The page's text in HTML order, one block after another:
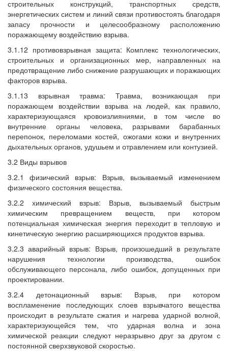
строительных конструкций, транспортных средств,
энергетических систем и линий связи противостоять благодаря
запасу прочности и целесообразному расположению
поражающему воздействию взрыва.
3.1.12 противовзрывная защита: Комплекс технологических,
строительных и организационных мер, направленных на
предотвращение либо снижение разрушающих и поражающих
факторов взрыва.
3.1.13 взрывная травма: Травма, возникающая при
поражающем воздействии взрыва на людей, как правило,
характеризующаяся кровоизлияниями, в том числе во
внутренние органы человека, разрывами барабанных
перепонок, переломами костей, ожогами кожи и внутренних
дыхательных органов, удушьем и отравлением или контузией.
3.2 Виды взрывов
3.2.1 физический взрыв: Взрыв, вызываемый изменением
физического состояния вещества.
3.2.2 химический взрыв: Взрыв, вызываемый быстрым
химическим превращением веществ, при котором
потенциальная химическая энергия переходит в тепловую и
кинетическую энергию расширяющихся продуктов взрыва.
3.2.3 аварийный взрыв: Взрыв, произошедший в результате
нарушения технологии производства, ошибок
обслуживающего персонала, либо ошибок, допущенных при
проектировании.
3.2.4 детонационный взрыв: Взрыв, при котором
воспламенение последующих слоев взрывчатого вещества
происходит в результате сжатия и нагрева ударной волной,
характеризующейся тем, что ударная волна и зона
химической реакции следуют неразрывно друг за другом с
постоянной сверхзвуковой скоростью.